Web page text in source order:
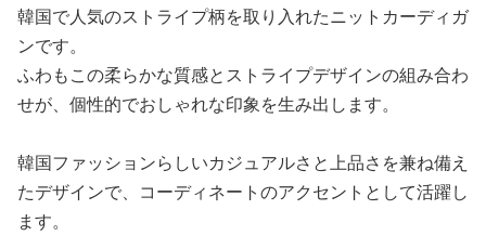
韓国で人気のストライプ柄を取り入れたニットカーディガ
ンです。
ふわもこの柔らかな質感とストライプデザインの組み合わ
せが、個性的でおしゃれな印象を生み出します。
韓国ファッションらしいカジュアルさと上品さを兼ね備え
たデザインで、コーディネートのアクセントとして活躍し
ます。